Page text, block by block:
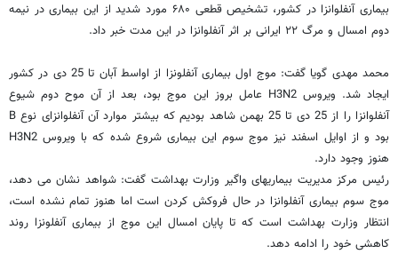
بیماری آنفلوانزا در کشور، تشخیص قطعی ۶۸۰ مورد شدید از این بیماری در نیمه
دوم امسال و مرگ ۲۲ ایرانی بر اثر آنفلوانزا در این مدت خبر داد.
محمد مهدی گویا گفت: موج اول بیماری آنفلونزا از اواسط آبان تا 25 دی در کشور
ایجاد شد. ویروس H3N2 عامل بروز این موج بود، بعد از آن موح دوم شیوع
آنفلوانزا را از 25 دی تا 25 بهمن شاهد بودیم که بیشتر موارد آن آنفلوانزای نوع B
بود و از اوایل اسفند نیز موج سوم این بیماری شروع شده که با ویروس H3N2
هنوز وجود دارد.
رئیس مرکز مدیریت بیماریهای واگیر وزارت بهداشت گفت: شواهد نشان می دهد،
موج سوم بیماری آنفلوانزا در حال فروکش کردن است اما هنوز تمام نشده است،
انتظار وزارت بهداشت است که تا پایان امسال این موج از بیماری آنفلونزا روند
کاهشی خود را ادامه دهد.